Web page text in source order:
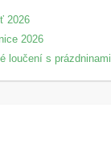
2026
2026
loučení s prázdninami